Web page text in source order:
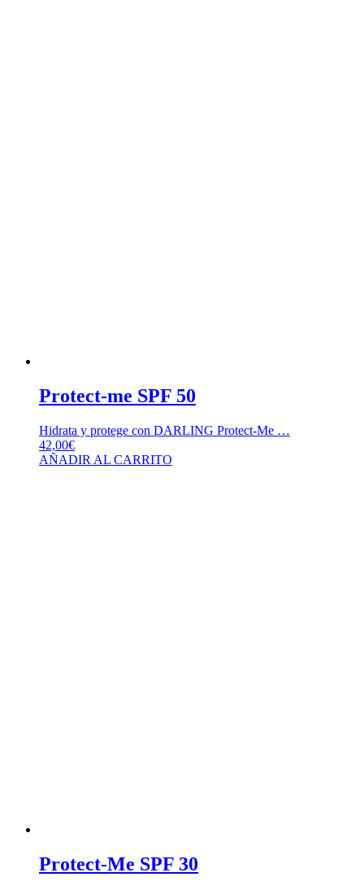
Protect-me SPF 50
Hidrata y protege con DARLING Protect-Me …
42,00€
AÑADIR AL CARRITO
Protect-Me SPF 30